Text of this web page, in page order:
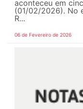
aconteceu em
(01/02/2026). No
R...
06 de Fevereiro de 2026